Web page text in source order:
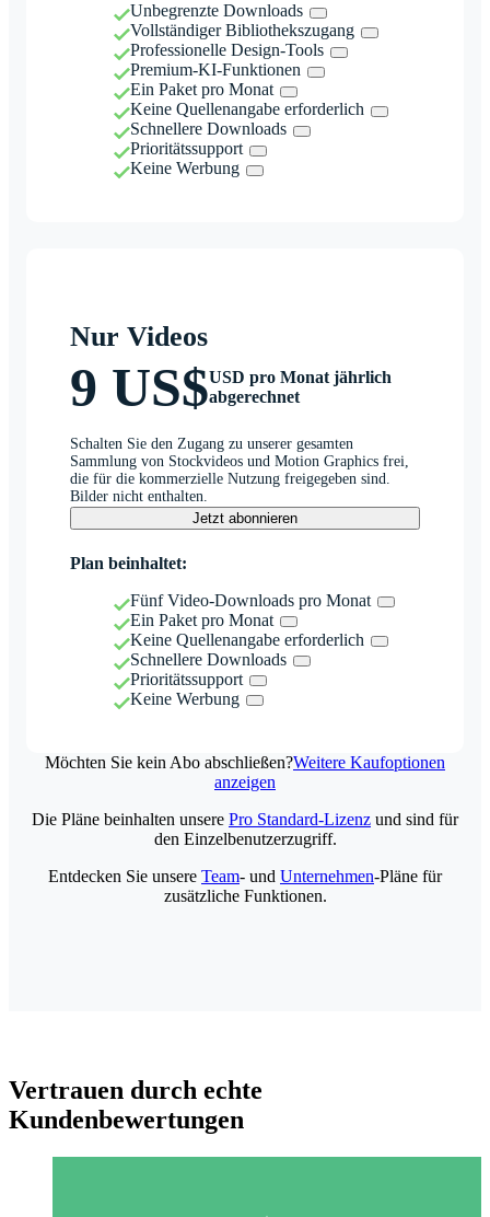
Unbegrenzte Downloads
Vollständiger Bibliothekszugang
Professionelle Design-Tools
Premium-KI-Funktionen
Ein Paket pro Monat
Keine Quellenangabe erforderlich
Schnellere Downloads
Prioritätssupport
Keine Werbung
Nur Videos
9 US$USD pro Monat jährlich
abgerechnet
Schalten Sie den Zugang zu unserer gesamten
Sammlung von Stockvideos und Motion Graphics frei,
die für die kommerzielle Nutzung freigegeben sind.
Bilder nicht enthalten.
Jetzt abonnieren
Plan beinhaltet:
Fünf Video-Downloads pro Monat
Ein Paket pro Monat
Keine Quellenangabe erforderlich
Schnellere Downloads
Prioritätssupport
Keine Werbung
Möchten Sie kein Abo abschließen?Weitere Kaufoptionen
anzeigen
Die Pläne beinhalten unsere Pro Standard-Lizenz und sind für
den Einzelbenutzerzugriff.
Entdecken Sie unsere Team- und Unternehmen-Pläne für
zusätzliche Funktionen.
Vertrauen durch echte
Kundenbewertungen